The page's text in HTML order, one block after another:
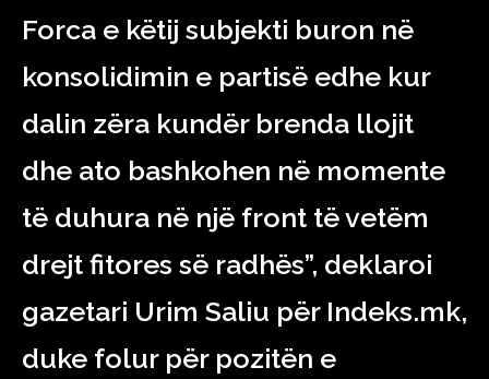
Forca e këtij subjekti buron në
konsolidimin e partisë edhe kur
dalin zëra kundër brenda llojit
dhe ato bashkohen në momente
të duhura në një front të vetëm
drejt fitores së radhës”, deklaroi
gazetari Urim Saliu për Indeks.mk,
duke folur për pozitën e